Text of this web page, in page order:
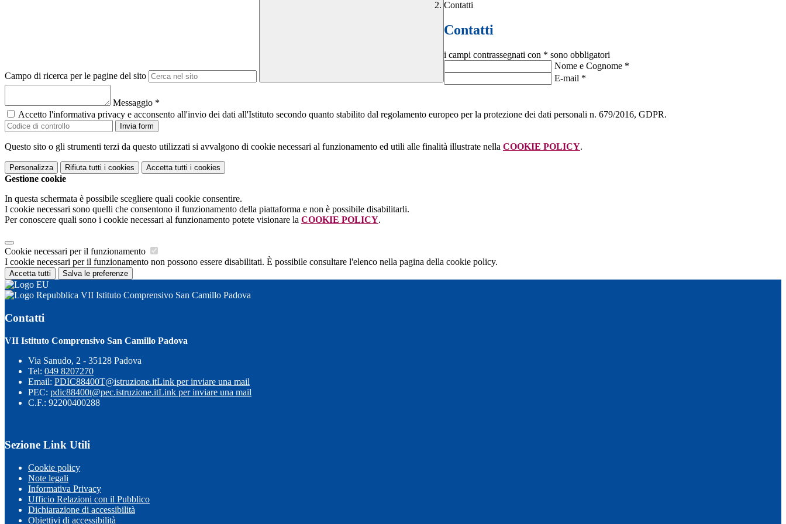
Campo di ricerca per le pagine del sito
Contatti
Contatti
i campi contrassegnati con * sono obbligatori
Nome e Cognome *
E-mail *
Messaggio *
Accetto l'informativa privacy e acconsento all'invio dei dati all'Istituto secondo quanto stabilito dal regolamento europeo per la protezione dei dati personali n. 679/2016, GDPR.
Invia form
Questo sito o gli strumenti terzi da questo utilizzati si avvalgono di cookie necessari al funzionamento ed utili alle finalità illustrate nella COOKIE POLICY.
Personalizza Rifiuta tutti i cookies Accetta tutti i cookies
Gestione cookie
In questa schermata è possibile scegliere quali cookie consentire.
I cookie necessari sono quelli che consentono il funzionamento della piattaforma e non è possibile disabilitarli.
Per conoscere quali sono i cookie necessari al funzionamento potete visionare la COOKIE POLICY.
Cookie necessari per il funzionamento
I cookie necessari per il funzionamento non possono essere disabilitati. È possibile consultare l'elenco nella pagina della cookie policy.
Accetta tutti Salva le preferenze
VII Istituto Comprensivo San Camillo Padova
Contatti
VII Istituto Comprensivo San Camillo Padova
Via Sanudo, 2 - 35128 Padova
Tel: 049 8207270
Email: PDIC88400T@istruzione.itLink per inviare una mail
PEC: pdic88400t@pec.istruzione.itLink per inviare una mail
C.F.: 92200400288
Sezione Link Utili
Cookie policy
Note legali
Informativa Privacy
Ufficio Relazioni con il Pubblico
Dichiarazione di accessibilità
Obiettivi di accessibilità